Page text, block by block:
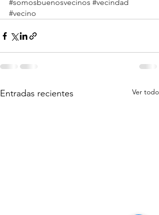
#somosbuenosvecinos #vecindad
#vecino
Entradas recientes Ver todo